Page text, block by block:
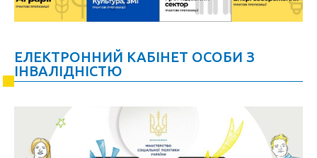
ЕЛЕКТРОННИЙ КАБІНЕТ ОСОБИ З
ІНВАЛІДНІСТЮ